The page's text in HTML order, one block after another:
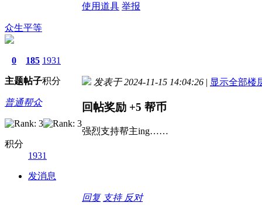
使用道具 举报
众生平等
0
主题
185
帖子
1931
积分
普通帮众
积分
1931
发消息
发表于 2024-11-15 14:04:26 | 显示全部楼
回帖奖励 +5 帮币
强烈支持帮主ing……
回复 支持 反对